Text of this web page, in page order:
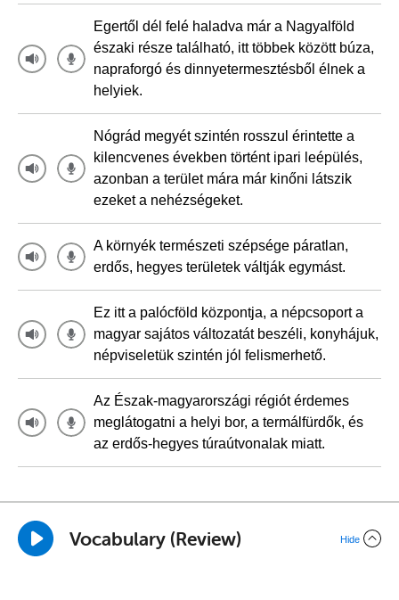
Egertől dél felé haladva már a Nagyalföld
északi része található, itt többek között búza,
napraforgó és dinnyetermesztésből élnek a
helyiek.
Nógrád megyét szintén rosszul érintette a
kilencvenes években történt ipari leépülés,
azonban a terület mára már kinőni látszik
ezeket a nehézségeket.
A környék természeti szépsége páratlan,
erdős, hegyes területek váltják egymást.
Ez itt a palócföld központja, a népcsoport a
magyar sajátos változatát beszéli, konyhájuk,
népviseletük szintén jól felismerhető.
Az Észak-magyarországi régiót érdemes
meglátogatni a helyi bor, a termálfürdők, és
az erdős-hegyes túraútvonalak miatt.
Vocabulary (Review) Hide